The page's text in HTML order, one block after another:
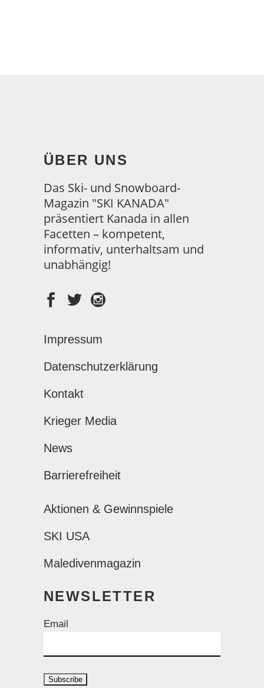
ÜBER UNS
Das Ski- und Snowboard-
Magazin "SKI KANADA"
präsentiert Kanada in allen
Facetten – kompetent,
informativ, unterhaltsam und
unabhängig!
Impressum
Datenschutzerklärung
Kontakt
Krieger Media
News
Barrierefreiheit
Aktionen & Gewinnspiele
SKI USA
Maledivenmagazin
NEWSLETTER
Email